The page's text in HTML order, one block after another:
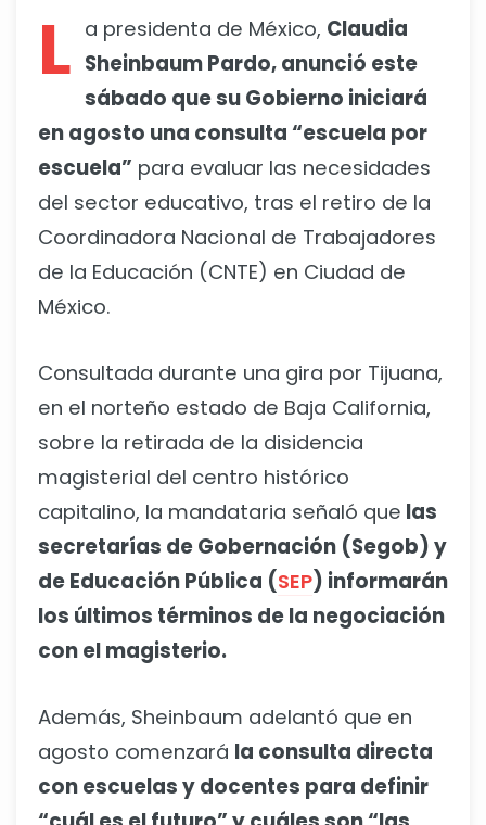
L a presidenta de México, Claudia
Sheinbaum Pardo, anunció este
sábado que su Gobierno iniciará
en agosto una consulta “escuela por
escuela” para evaluar las necesidades
del sector educativo, tras el retiro de la
Coordinadora Nacional de Trabajadores
de la Educación (CNTE) en Ciudad de
México.
Consultada durante una gira por Tijuana,
en el norteño estado de Baja California,
sobre la retirada de la disidencia
magisterial del centro histórico
capitalino, la mandataria señaló que las
secretarías de Gobernación (Segob) y
de Educación Pública (SEP) informarán
los últimos términos de la negociación
con el magisterio.
Además, Sheinbaum adelantó que en
agosto comenzará la consulta directa
con escuelas y docentes para definir